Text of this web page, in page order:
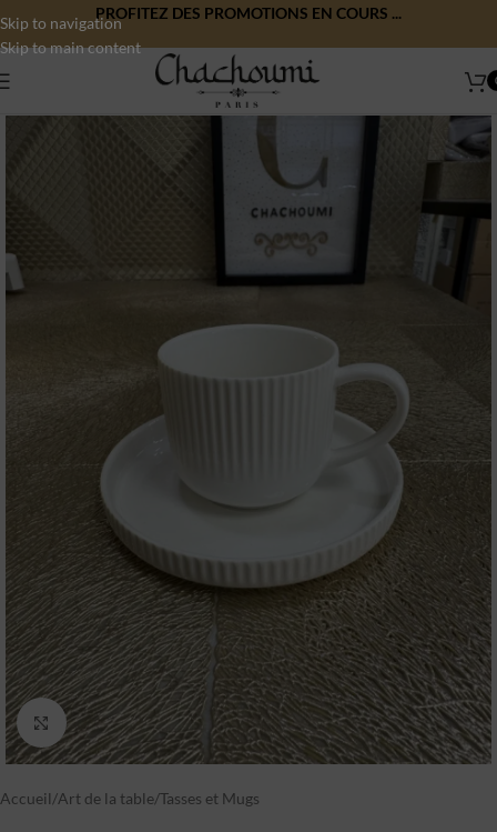
Skip to navigation
Skip to main content
PROFITEZ DES PROMOTIONS EN COURS ...
Click to enlarge
Accueil/Art de la table/Tasses et Mugs